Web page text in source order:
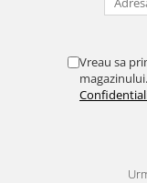
Vreau sa